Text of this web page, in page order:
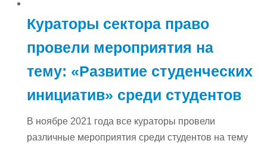
Кураторы сектора право
провели мероприятия на
тему: «Развитие студенческих
инициатив» среди студентов
В ноябре 2021 года все кураторы провели
различные мероприятия среди студентов на тему